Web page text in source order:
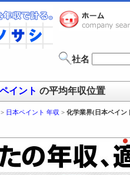
社名
イント の平均年収位置
> 日本ペイント 年収 > 化学業界(日本ペイン